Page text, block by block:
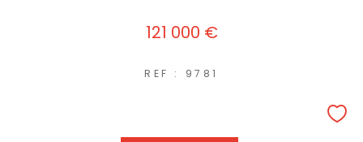
121 000 €
REF : 9781